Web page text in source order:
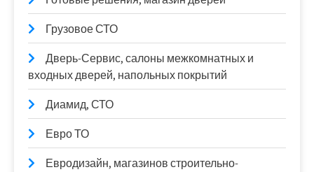
Грузовое СТО
Дверь-Сервис, салоны межкомнатных и
входных дверей, напольных покрытий
Диамид, СТО
Евро ТО
Евродизайн, магазинов строительно-